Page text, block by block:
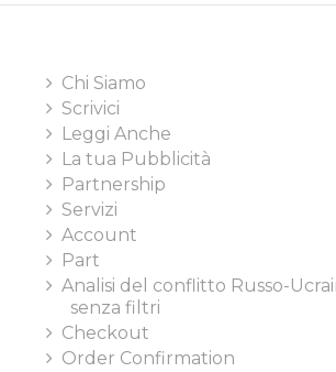
Chi Siamo
Scrivici
Leggi Anche
La tua Pubblicità
Partnership
Servizi
Account
Part
Analisi del conflitto Russo-
senza filtri
Checkout
Order Confirmation